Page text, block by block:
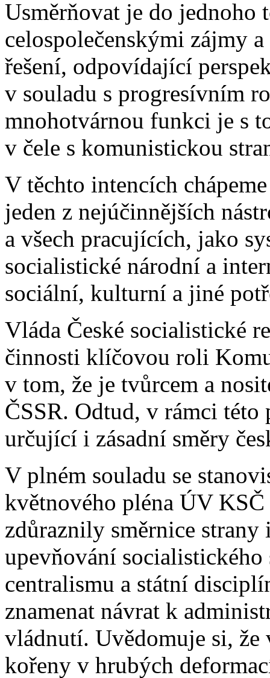
Usměrňovat je do jednoho
celospolečenskými zájmy
řešení, odpovídající
v souladu s progresívním
mnohotvárnou funkci je s
v čele s komunistickou
V těchto intencích
jeden z nejúčinnějších
a všech pracujících, jako
socialistické národní a
sociální, kulturní a jiné
Vláda České socialistické
činnosti klíčovou roli
v tom, že je tvůrcem a
ČSSR. Odtud, v rámci
určující i zásadní směry
V plném souladu se
květnového pléna ÚV
zdůraznily směrnice
upevňování
centralismu a státní
znamenat návrat k
vládnutí. Uvědomuje si, že
kořeny v hrubých